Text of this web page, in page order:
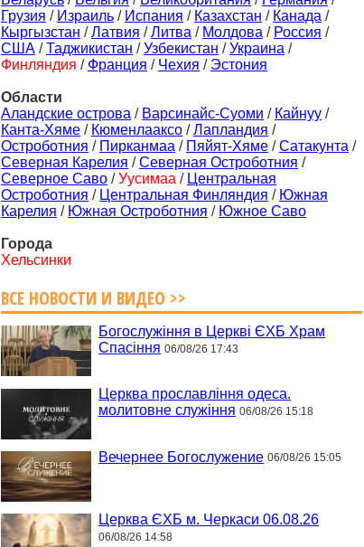
Грузия / Израиль / Испания / Казахстан / Канада /
Кыргызстан /Латвия /Литва / Молдова / Россия /
США /Таджикистан /Узбекистан /Украина /
Финляндия / Франция / Чехия / Эстония
Области
Аландские острова / Варсинайс-Суоми / Кайнуу /
Канта-Хяме / Кюменлааксо /Лапландия /
Остроботния / Пирканмаа / Пяйят-Хяме /Сатакунта /
Северная Карелия /Северная Остроботния /
Северное Саво /Уусимаа / Центральная
Остроботния / Центральная Финляндия / Южная
Карелия / Южная Остроботния / Южное Саво
Города
Хельсинки
ВСЕ НОВОСТИ И ВИДЕО >>
Богослужіння в Церкві ЄХБ Храм
Спасіння 06/08/26 17:43
Церква прославління одеса.
молитовне служіння 06/08/26 15:18
Вечернее Богослужение 06/08/26 15:05
Церква ЄХБ м. Черкаси 06.08.26
06/08/26 14:58